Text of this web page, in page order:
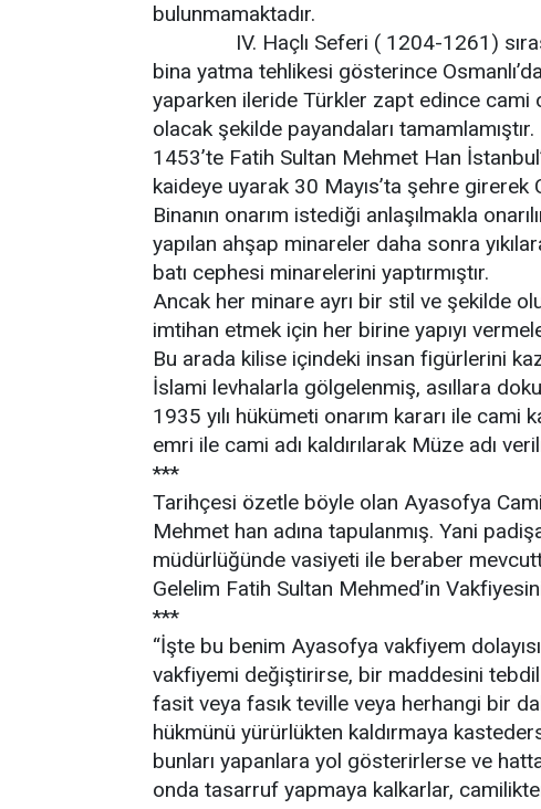
bulunmamaktadır.
IV. Haçlı Seferi ( 1204-1261)
bina yatma tehlikesi gösterince
yaparken ileride Türkler zapt edince
olacak şekilde payandaları tamamlamıştır.
1453’te Fatih Sultan Mehmet Han
kaideye uyarak 30 Mayıs’ta şehre girerek
Binanın onarım istediği anlaşılmakla
yapılan ahşap minareler daha sonra
batı cephesi minarelerini yaptırmıştır.
Ancak her minare ayrı bir stil ve şekilde
imtihan etmek için her birine yapıyı
Bu arada kilise içindeki insan figürlerini
İslami levhalarla gölgelenmiş, asıllara
1935 yılı hükümeti onarım kararı ile cami
emri ile cami adı kaldırılarak Müze adı
***
Tarihçesi özetle böyle olan Ayasofya
Mehmet han adına tapulanmış. Yani
müdürlüğünde vasiyeti ile beraber
Gelelim Fatih Sultan Mehmed’in
***
“İşte bu benim Ayasofya vakfiyem
vakfiyemi değiştirirse, bir maddesini
fasit veya fasık teville veya herhangi bir
hükmünü yürürlükten kaldırmaya
bunları yapanlara yol gösterirlerse ve
onda tasarruf yapmaya kalkarlar,